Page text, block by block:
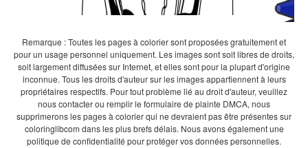
Remarque : Toutes les pages à colorier sont proposées gratuitement et
pour un usage personnel uniquement. Les images sont soit libres de droits,
soit largement diffusées sur Internet, et elles sont pour la plupart d'origine
inconnue. Tous les droits d'auteur sur les images appartiennent à leurs
propriétaires respectifs. Pour tout problème lié au droit d'auteur, veuillez
nous contacter ou remplir le formulaire de plainte DMCA, nous
supprimerons les pages à colorier qui ne devraient pas être présentes sur
coloringlibcom dans les plus brefs délais. Nous avons également une
politique de confidentialité pour protéger vos données personnelles.